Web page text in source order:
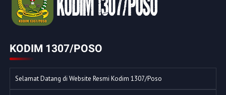
KODIM 1307/POSO
Selamat Datang di Website Resmi Kodim 1307/Poso